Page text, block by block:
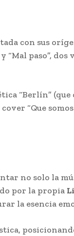
con sus
y “Mal paso”,
“Berlín” (que
“Que
no solo la
por la propia
la esencia